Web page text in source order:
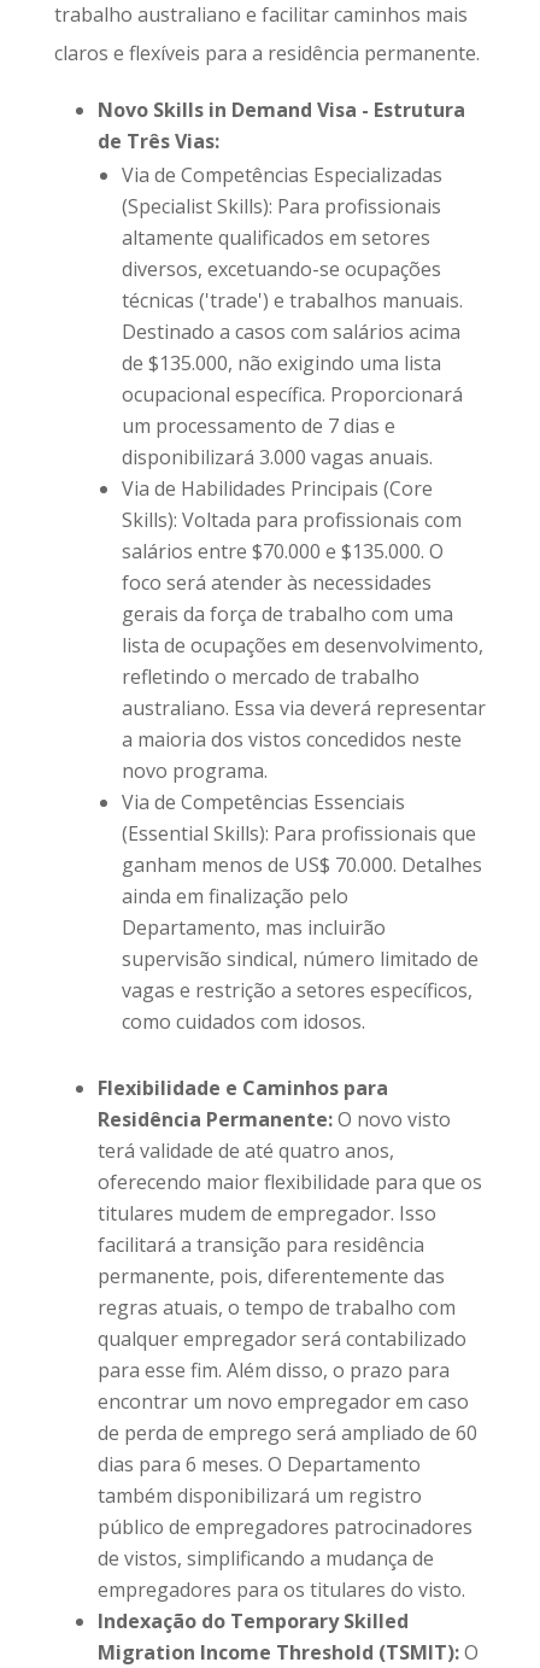
trabalho australiano e facilitar caminhos mais
claros e flexíveis para a residência permanente.
Novo Skills in Demand Visa - Estrutura
de Três Vias:
Via de Competências Especializadas
(Specialist Skills): Para profissionais
altamente qualificados em setores
diversos, excetuando-se ocupações
técnicas ('trade') e trabalhos manuais.
Destinado a casos com salários acima
de $135.000, não exigindo uma lista
ocupacional específica. Proporcionará
um processamento de 7 dias e
disponibilizará 3.000 vagas anuais.
Via de Habilidades Principais (Core
Skills): Voltada para profissionais com
salários entre $70.000 e $135.000. O
foco será atender às necessidades
gerais da força de trabalho com uma
lista de ocupações em desenvolvimento,
refletindo o mercado de trabalho
australiano. Essa via deverá representar
a maioria dos vistos concedidos neste
novo programa.
Via de Competências Essenciais
(Essential Skills): Para profissionais que
ganham menos de US$ 70.000. Detalhes
ainda em finalização pelo
Departamento, mas incluirão
supervisão sindical, número limitado de
vagas e restrição a setores específicos,
como cuidados com idosos.
Flexibilidade e Caminhos para
Residência Permanente:O novo visto
terá validade de até quatro anos,
oferecendo maior flexibilidade para que os
titulares mudem de empregador. Isso
facilitará a transição para residência
permanente, pois, diferentemente das
regras atuais, o tempo de trabalho com
qualquer empregador será contabilizado
para esse fim. Além disso, o prazo para
encontrar um novo empregador em caso
de perda de emprego será ampliado de 60
dias para 6 meses. O Departamento
também disponibilizará um registro
público de empregadores patrocinadores
de vistos, simplificando a mudança de
empregadores para os titulares do visto.
Indexação do Temporary Skilled
Migration Income Threshold (TSMIT):O